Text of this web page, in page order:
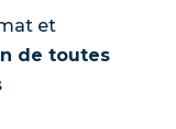
et
de toutes